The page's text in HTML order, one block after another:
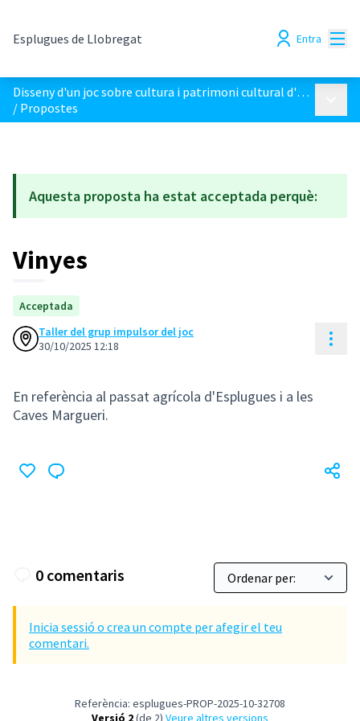
Esplugues de Llobregat Entra
Disseny d'un joc sobre cultura i patrimoni cultural d'Esplugues
/ Propostes
Aquesta proposta ha estat acceptada perquè:
Vinyes
Acceptada
Taller del grup impulsor del joc
30/10/2025 12:18
En referència al passat agrícola d'Esplugues i a les
Caves Margueri.
0 comentaris
Inicia sessió o crea un compte per afegir el teu
comentari.
Referència: esplugues-PROP-2025-10-32708
Versió 2(de 2) veure altres versions